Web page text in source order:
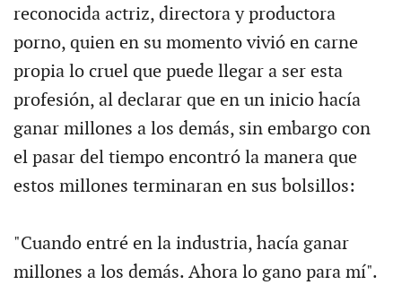
reconocida actriz, directora y productora
porno, quien en su momento vivió en carne
propia lo cruel que puede llegar a ser esta
profesión, al declarar que en un inicio hacía
ganar millones a los demás, sin embargo con
el pasar del tiempo encontró la manera que
estos millones terminaran en sus bolsillos:
"Cuando entré en la industria, hacía ganar
millones a los demás. Ahora lo gano para mí".